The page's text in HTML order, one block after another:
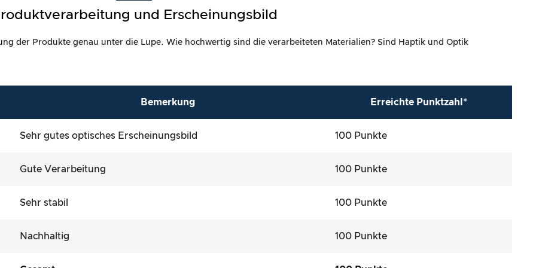
und Erscheinungsbild
der Produkte genau unter die Lupe. Wie hochwertig sind die verarbeiteten Materialien? Sind Haptik und Optik
Bemerkung Erreichte Punktzahl*
Sehr gutes optisches Erscheinungsbild 100 Punkte
Gute Verarbeitung 100 Punkte
Sehr stabil 100 Punkte
Nachhaltig 100 Punkte